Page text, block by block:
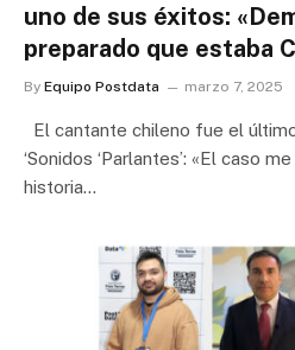
uno de sus éxitos:
preparado que estaba
By Equipo Postdata marzo 7, 2025
El cantante chileno fue el
‘Sonidos ‘Parlantes’: «El caso
historia…